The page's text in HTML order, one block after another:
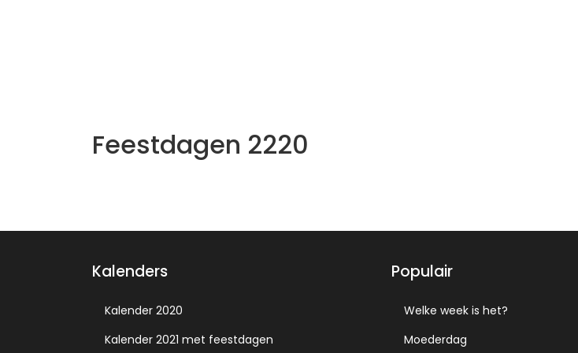
Feestdagen 2220
Kalenders
Kalender 2020
Kalender 2021 met feestdagen
Populair
Welke week is het?
Moederdag